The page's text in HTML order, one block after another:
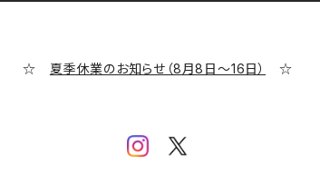
☆ 夏季休業のお知らせ（8月8日～16日） ☆